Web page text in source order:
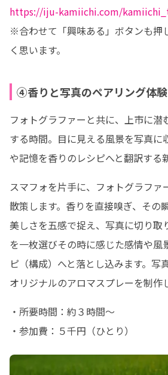
https://iju-kamiichi.com/
※合わせて「興味ある」ボタンも押
く思います。
④香りと写真のペアリング体験
フォトグラファーと共に、上市に潜
する時間。目に見える風景を写真に
や記憶を香りのレシピへと翻訳する
スマフォを片手に、フォトグラファ
散策します。香りを直接嗅ぎ、その
美しさを五感で捉え、写真に切り取
を一枚選びその時に感じた感情や風
ピ（構成）へと落とし込みます。写
オリジナルのアロマスプレーを制作
・所要時間：約３時間〜
・参加費：５千円（ひとり）